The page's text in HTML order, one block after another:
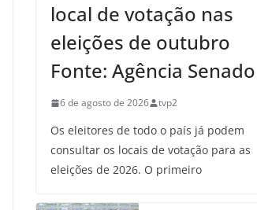
local de votação nas
eleições de outubro
Fonte: Agência Senado
6 de agosto de 2026 tvp2
Os eleitores de todo o país já podem
consultar os locais de votação para as
eleições de 2026. O primeiro